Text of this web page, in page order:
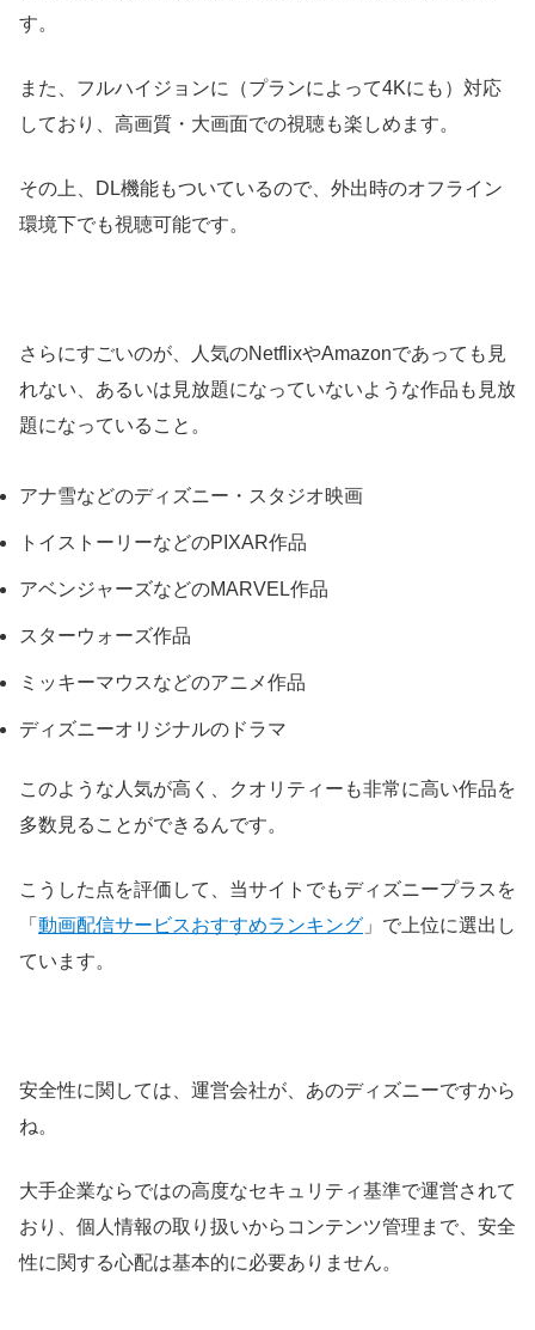
す。
また、フルハイジョンに（プランによって4Kにも）対応
しており、高画質・大画面での視聴も楽しめます。
その上、DL機能もついているので、外出時のオフライン
環境下でも視聴可能です。
さらにすごいのが、人気のNetflixやAmazonであっても見
れない、あるいは見放題になっていないような作品も見放
題になっていること。
アナ雪などのディズニー・スタジオ映画
トイストーリーなどのPIXAR作品
アベンジャーズなどのMARVEL作品
スターウォーズ作品
ミッキーマウスなどのアニメ作品
ディズニーオリジナルのドラマ
このような人気が高く、クオリティーも非常に高い作品を
多数見ることができるんです。
こうした点を評価して、当サイトでもディズニープラスを
「 動画配信サービスおすすめランキング 」で上位に選出し
ています。
安全性に関しては、運営会社が、あのディズニーですから
ね。
大手企業ならではの高度なセキュリティ基準で運営されて
おり、個人情報の取り扱いからコンテンツ管理まで、安全
性に関する心配は基本的に必要ありません。